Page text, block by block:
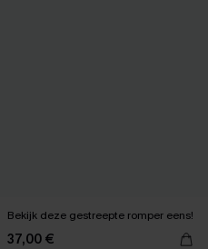
Bekijk deze gestreepte romper eens!
37,00 €